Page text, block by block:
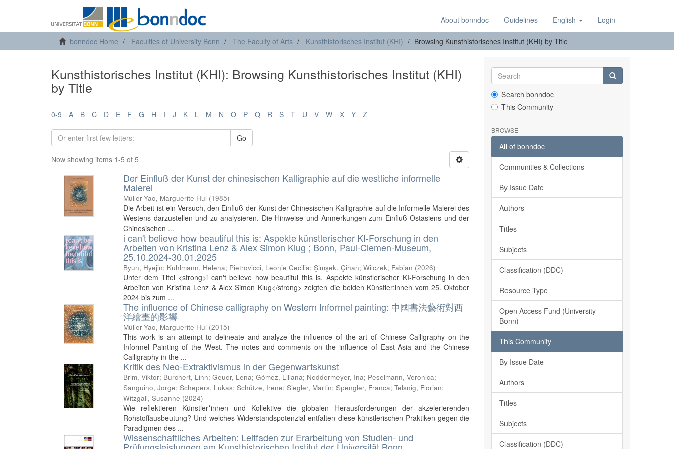
About bonndoc Guidelines English Login
bonndoc Home Faculties of University Bonn The Faculty of Arts Kunsthistorisches Institut (KHI) Browsing Kunsthistorisches Institut (KHI) by Title
Kunsthistorisches Institut (KHI): Browsing Kunsthistorisches Institut (KHI)
by Title
0-9 A B C D E F G H I J K L M N O P Q R S T U V W X Y Z
Go
Now showing items 1-5 of 5
Der Einfluß der Kunst der chinesischen Kalligraphie auf die westliche informelle
Malerei
Müller-Yao, Marguerite Hui (1985)
Die Arbeit ist ein Versuch, den Einfluß der Kunst der Chinesischen Kalligraphie auf die Informelle Malerei des
Westens darzustellen und zu analysieren. Die Hinweise und Anmerkungen zum Einfluß Ostasiens und der
Chinesischen ...
i can't believe how beautiful this is: Aspekte künstlerischer KI-Forschung in den
Arbeiten von Kristina Lenz & Alex Simon Klug ; Bonn, Paul-Clemen-Museum,
25.10.2024-30.01.2025
Byun, Hyejin; Kuhlmann, Helena; Pietrovicci, Leonie Cecilia;Şimşek, Çihan;Wilczek, Fabian (2026)
Unter dem Titel <strong>i can't believe how beautiful this is. Aspekte künstlerischer KI-Forschung in den
Arbeiten von Kristina Lenz & Alex Simon Klug</strong> zeigten die beiden Künstler:innen vom 25. Oktober
2024 bis zum ...
The influence of Chinese calligraphy on Western Informel painting: 中國書法藝術對西
洋繪畫的影響
Müller-Yao, Marguerite Hui (2015)
This work is an attempt to delineate and analyze the influence of the art of Chinese Calligraphy on the
Informel Painting of the West. The notes and comments on the influence of East Asia and the Chinese
Calligraphy in the ...
Kritik des Neo-Extraktivismus in der Gegenwartskunst
Brim, Viktor; Burchert, Linn;Geuer, Lena;Gómez, Liliana; Neddermeyer, Ina; Peselmann, Veronica;
Sanguino, Jorge;Schepers, Lukas;Schütze, Irene;Siegler, Martin;Spengler, Franca;Telsnig, Florian;
Witzgall, Susanne (2024)
Wie reflektieren Künstler*innen und Kollektive die globalen Herausforderungen der akzelerierenden
Rohstoffausbeutung? Und welches Widerstandspotenzial entfalten diese künstlerischen Praktiken gegen die
Paradigmen des ...
Wissenschaftliches Arbeiten: Leitfaden zur Erarbeitung von Studien- und
Search bonndoc
This Community
BROWSE
All of bonndoc
Communities & Collections
By Issue Date
Authors
Titles
Subjects
Classification (DDC)
Resource Type
Open Access Fund (University
Bonn)
This Community
By Issue Date
Authors
Titles
Subjects
Classification (DDC)